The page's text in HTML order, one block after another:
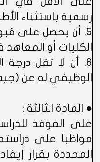
رسمية باستثناء
5. أن يحصل على
الكليات أو
6. أن لا تقل درجة
الوظيفي له عن
● المادة الثالثة :
على الموفد
مواظباً على
المحددة بقرار